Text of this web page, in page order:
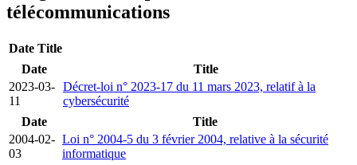
télécommunications
Date Title
Date
Title
2023-03-
11
Décret-loi n° 2023-17 du 11 mars 2023, relatif à la
cybersécurité
Date
Title
2004-02-
03
Loi n° 2004-5 du 3 février 2004, relative à la sécurité
informatique